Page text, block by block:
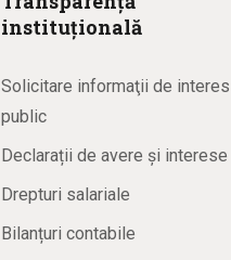
instituțională
Solicitare informaţii de interes
public
Declarații de avere și interese
Drepturi salariale
Bilanțuri contabile